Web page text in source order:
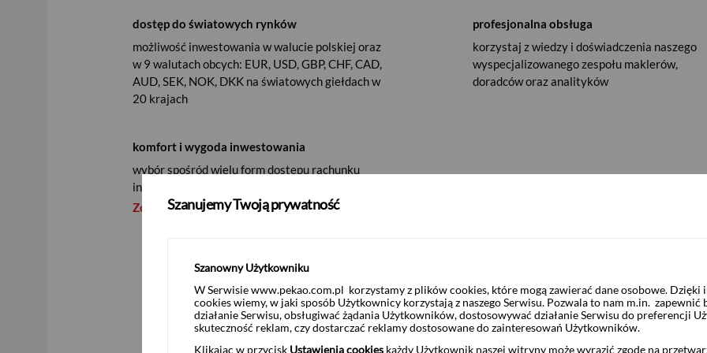
dostęp do światowych rynków
możliwość inwestowania w walucie polskiej oraz
w 9 walutach obcych: EUR, USD, GBP, CHF, CAD,
AUD, SEK, NOK, DKK na światowych giełdach w
20 krajach
profesjonalna obsługa
korzystaj z wiedzy i doświadczenia naszego
wyspecjalizowanego zespołu maklerów,
doradców oraz analityków
komfort i wygoda inwestowania
wybór spośród wielu form dostępu rachunku
inwestycyjnego
Zobacz szczegóły
Rachunek inwestycyjny w Biurze Maklerskim Pekao daje wiele możliwości inwestycyjnych, począwszy od
samodzielnego aktywnego inwestowania na giełdzie po gotowe rozwiązania inwestycyjne. Dzięki
zintegrowanej ofercie Biura Maklerskiego Pekao i Banku Pekao S.A. w jednym serwisie można zarządzać
inwestycjami firmy oraz korzystać z oferty produktów bankowych.
Szanujemy Twoją prywatność
Szanowny Użytkowniku
W Serwisie www.pekao.com.pl korzystamy z plików cookies, które mogą zawierać dane osobowe.
cookies wiemy, w jaki sposób Użytkownicy korzystają z naszego Serwisu. Pozwala to nam m.in.
działanie Serwisu, obsługiwać żądania Użytkowników, dostosowywać działanie Serwisu do preferencji
skuteczność reklam, czy dostarczać reklamy dostosowane do zainteresowań Użytkowników.
Klikając w przycisk Ustawienia cookies każdy Użytkownik naszej witryny może wyrazić zgodę na